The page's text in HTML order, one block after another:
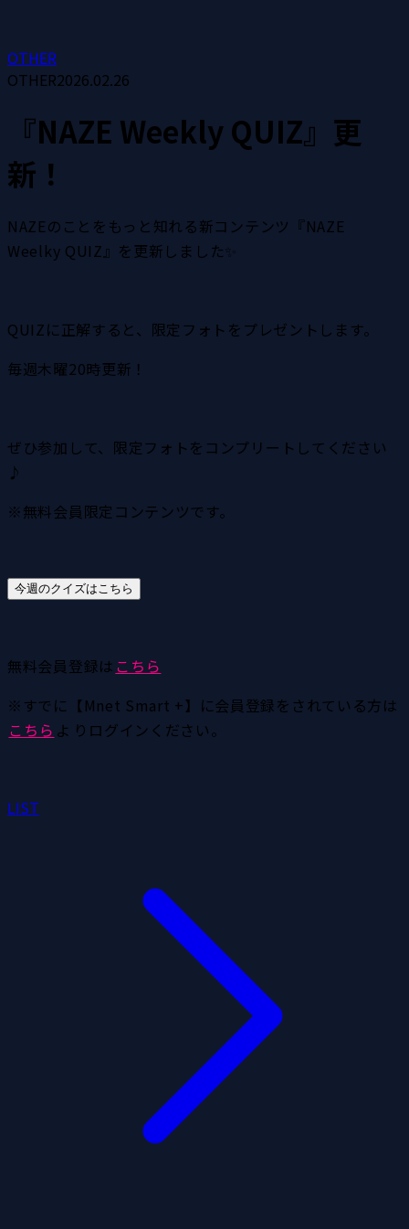
OTHER
OTHER2026.02.26
『NAZE Weekly QUIZ』更
新！
NAZEのことをもっと知れる新コンテンツ『NAZE
Weelky QUIZ』を更新しました✨
QUIZに正解すると、限定フォトをプレゼントします。
毎週木曜20時更新！
ぜひ参加して、限定フォトをコンプリートしてください
♪
※無料会員限定コンテンツです。
今週のクイズはこちら
無料会員登録は こちら
※すでに【Mnet Smart +】に会員登録をされている方は
こちら よ りログインください。
LIST